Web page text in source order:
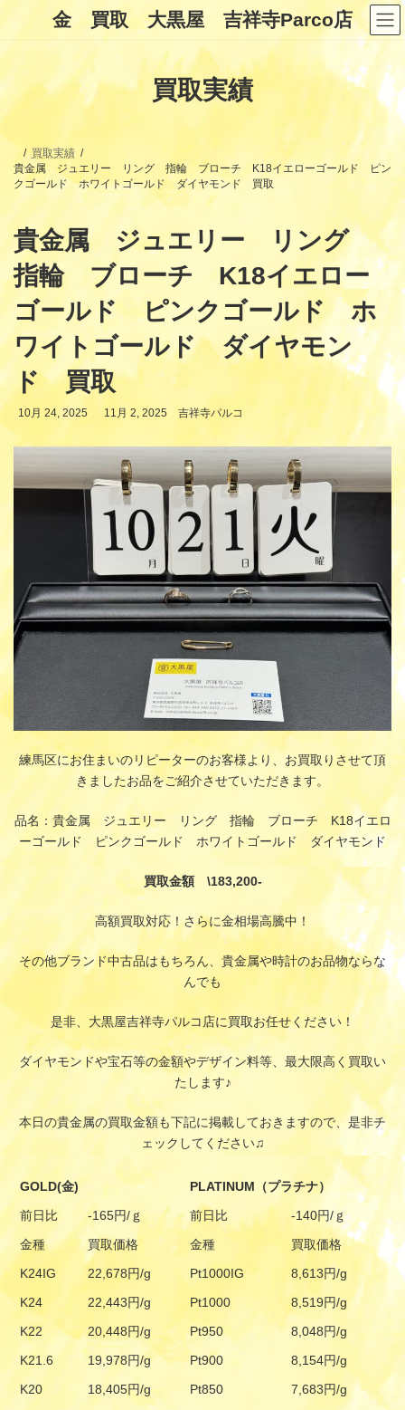
ン
キ
ッ
ー
に
移
金 買取 大黒屋 吉祥寺Parco店
買取実績
買取実績
貴金属 ジュエリー リング 指輪 ブローチ K18イエローゴールド ピン
クゴールド ホワイトゴールド ダイヤモンド 買取
貴金属 ジュエリー リング
指輪 ブローチ K18イエロー
ゴールド ピンクゴールド ホ
ワイトゴールド ダイヤモン
ド 買取
10月 24, 2025
最
日
時
11月 2, 2025 吉祥寺パルコ
練馬区にお住まいのリピーターのお客様より、お買取りさせて頂
きましたお品をご紹介させていただきます。
品名：貴金属 ジュエリー リング 指輪 ブローチ K18イエロ
ーゴールド ピンクゴールド ホワイトゴールド ダイヤモンド
買取金額 \183,200-
高額買取対応！さらに金相場高騰中！
その他ブランド中古品はもちろん、貴金属や時計のお品物ならな
んでも
是非、大黒屋吉祥寺パルコ店に買取お任せください！
ダイヤモンドや宝石等の金額やデザイン料等、最大限高く買取い
たします♪
本日の貴金属の買取金額も下記に掲載しておきますので、是非チ
ェックしてください♫
GOLD(金)
PLATINUM（プラチナ）
前日比
-165円/ｇ 前日比
-140円/ｇ
金種
買取価格 金種
買取価格
K24IG
22,678円/g Pt1000IG
8,613円/g
K24
22,443円/g Pt1000
8,519円/g
K22
20,448円/g Pt950
8,048円/g
K21.6
19,978円/g Pt900
8,154円/g
K20
18,405円/g Pt850
7,683円/g